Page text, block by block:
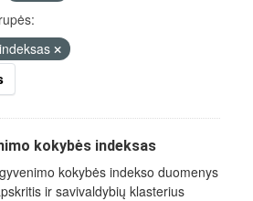
kokybės indeksas
kokybės indekso duomenys
ir savivaldybių klasterius